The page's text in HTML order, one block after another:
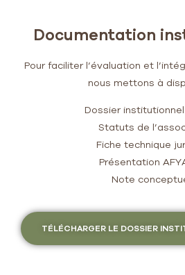
Documentation
Pour faciliter l’évaluation et
nous mettons à
Dossier
Statuts de
Fiche technique
Présentation
Note
TÉLÉCHARGER LE DOSSIER